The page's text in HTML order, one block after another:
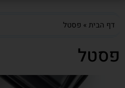
דף הבית » פסטל
פסטל